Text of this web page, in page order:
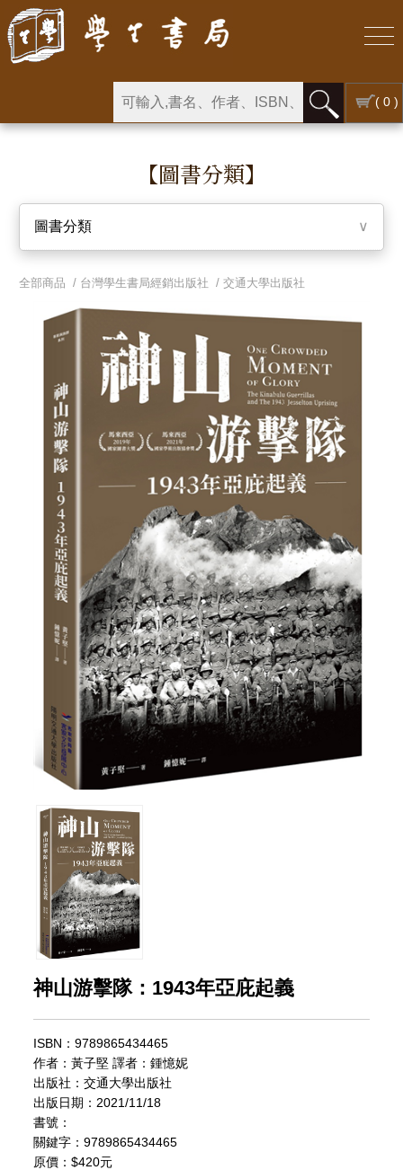
( 0 )
【圖書分類】
圖書分類 ∨
全部商品 / 台灣學生書局經銷出版社 /交通大學出版社
神山游擊隊：1943年亞庇起義
ISBN：9789865434465
作者：黃子堅 譯者：鍾憶妮
出版社：交通大學出版社
出版日期：2021/11/18
書號：
關鍵字：9789865434465
原價：$420元